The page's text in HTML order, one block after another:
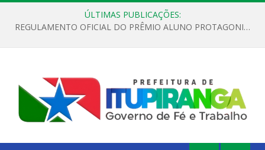
ÚLTIMAS PUBLICAÇÕES:
REGULAMENTO OFICIAL DO PRÊMIO ALUNO PROTAGONISTA – EDIÇÃO 2026